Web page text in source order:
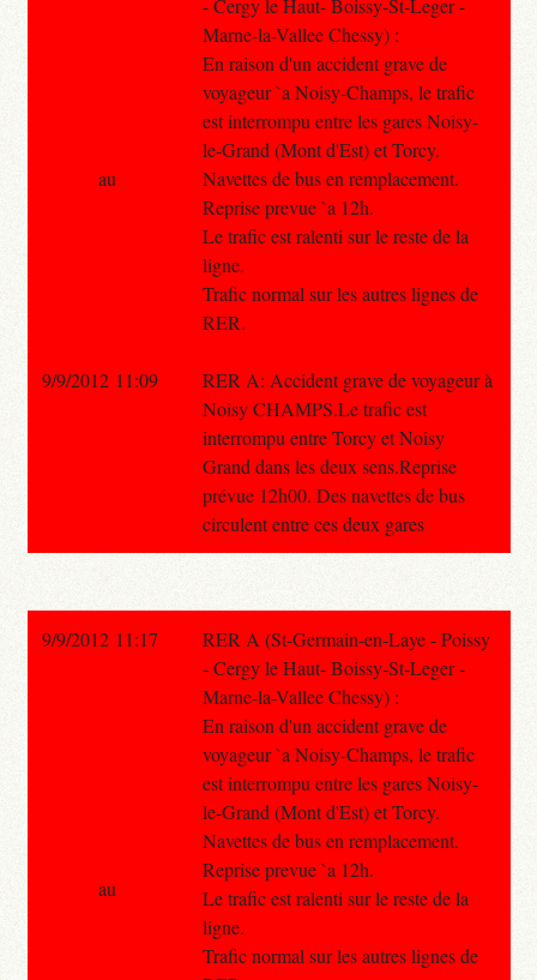
- Cergy le Haut- Boissy-St-Leger -
Marne-la-Vallee Chessy) :
En raison d'un accident grave de
voyageur `a Noisy-Champs, le trafic
est interrompu entre les gares Noisy-
le-Grand (Mont d'Est) et Torcy.
Navettes de bus en remplacement.
Reprise prevue `a 12h.
Le trafic est ralenti sur le reste de la
ligne.
Trafic normal sur les autres lignes de
RER.
RER A: Accident grave de voyageur à
Noisy CHAMPS.Le trafic est
interrompu entre Torcy et Noisy
Grand dans les deux sens.Reprise
prévue 12h00. Des navettes de bus
circulent entre ces deux gares
au
9/9/2012 11:09
9/9/2012 11:17
RER A (St-Germain-en-Laye - Poissy
- Cergy le Haut- Boissy-St-Leger -
Marne-la-Vallee Chessy) :
En raison d'un accident grave de
voyageur `a Noisy-Champs, le trafic
est interrompu entre les gares Noisy-
le-Grand (Mont d'Est) et Torcy.
Navettes de bus en remplacement.
Reprise prevue `a 12h.
Le trafic est ralenti sur le reste de la
ligne.
Trafic normal sur les autres lignes de
au